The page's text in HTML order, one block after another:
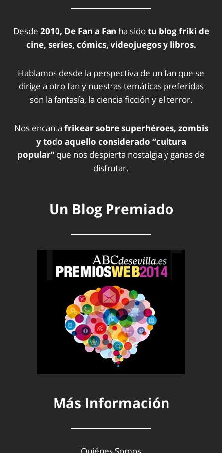
Desde 2010, De Fan a Fan ha sidotu blog friki de
cine, series, cómics, videojuegos y libros.
Hablamos desde la perspectiva de un fan que se
dirige a otro fan y nuestras temáticas preferidas
son la fantasía, la ciencia ficción y el terror.
Nos encanta frikear sobre superhéroes, zombis
y todo aquello considerado “cultura
popular” que nos despierta nostalgia y ganas de
disfrutar.
Un Blog Premiado
Más Información
Quiénes Somos